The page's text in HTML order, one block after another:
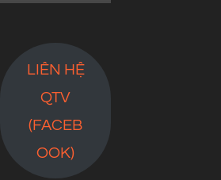
LIÊN HỆ
QTV
(FACEB
OOK)